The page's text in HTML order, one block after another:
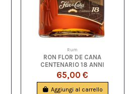
Rum
RON FLOR DE CANA
CENTENARIO 18 ANNI
65,00 €
Aggiungi al carrello